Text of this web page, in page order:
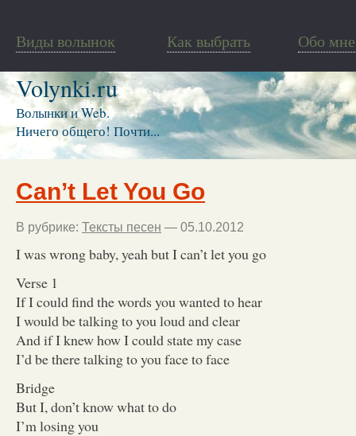
Виды волынок Как выбрать Обо мне
Volynki.ru
Волынки и Web.
Ничего общего! Почти...
Can’t Let You Go
В рубрике: Тексты песен — 05.10.2012
I was wrong baby, yeah but I can’t let you go
Verse 1
If I could find the words you wanted to hear
I would be talking to you loud and clear
And if I knew how I could state my case
I’d be there talking to you face to face
Bridge
But I, don’t know what to do
I’m losing you